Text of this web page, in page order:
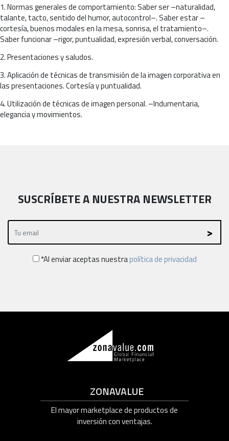
1. Normas generales de comportamiento: Saber ser –naturalidad,
talante, tacto, sentido del humor, autocontrol–. Saber estar –
cortesía, buenos modales en la mesa, sonrisa, el tratamiento–.
Saber funcionar –rigor, puntualidad, expresión verbal, conversación.
2. Presentaciones y saludos.
3. Aplicación de técnicas de transmisión de la imagen corporativa en
las presentaciones. Cortesía y puntualidad.
4. Utilización de técnicas de imagen personal. –Indumentaria,
elegancia y movimientos.
SUSCRÍBETE A NUESTRA NEWSLETTER
*Al enviar aceptas nuestrapolítica de privacidad
ZONAVALUE
El mayor marketplace de productos de
inversión con ventajas.